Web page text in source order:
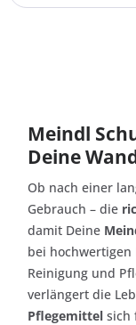
Meindl
Deine
Ob nach einer
Gebrauch – die
damit Deine
bei hochwertigen
Reinigung und
verlängert die
Pflegemittel sich